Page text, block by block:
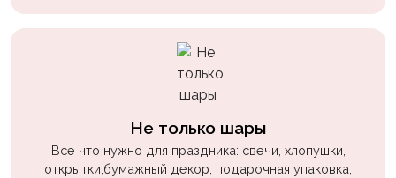
Не только шары
Все что нужно для праздника: свечи, хлопушки,
открытки,бумажный декор, подарочная упаковка,